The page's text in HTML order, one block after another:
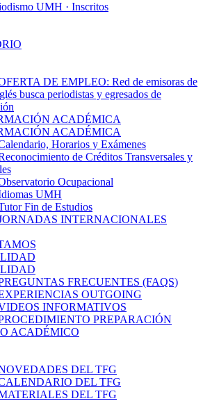
UMH · Inscritos
DE EMPLEO: Red de emisoras de
busca periodistas y egresados de
ACADÉMICA
ACADÉMICA
Horarios y Exámenes
de Créditos Transversales y
Ocupacional
UMH
Fin de Estudios
INTERNACIONALES
FRECUENTES (FAQS)
OUTGOING
INFORMATIVOS
PREPARACIÓN
ACADÉMICO
DEL TFG
DEL TFG
DEL TFG